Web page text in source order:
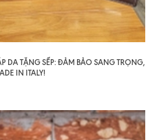
DA TẶNG SẾP: ĐẢM BẢO SANG TRỌNG,
IN ITALY!